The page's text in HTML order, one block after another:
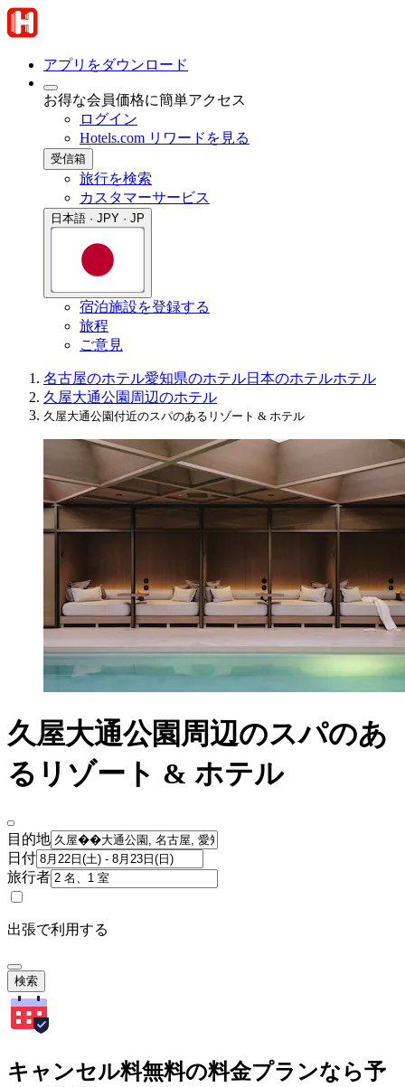
アプリをダウンロード
お得な会員価格に簡単アクセス
ログイン
Hotels.com リワードを見る
受信箱
旅行を検索
カスタマーサービス
日本語 · JPY · JP
宿泊施設を登録する
旅程
ご意見
名古屋のホテル愛知県のホテル日本のホテルホテル
久屋大通公園周辺のホテル
久屋大通公園付近のスパのあるリゾート & ホテル
久屋大通公園周辺のスパのあ
るリゾート & ホテル
目的地
日付
旅行者
出張で利用する
検索
キャンセル料無料の料金プランなら予